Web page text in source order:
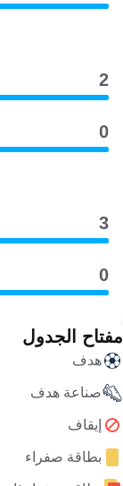
2
0
3
0
مفتاح الجدول
هدف
صناعة هدف
إيقاف
بطاقة صفراء